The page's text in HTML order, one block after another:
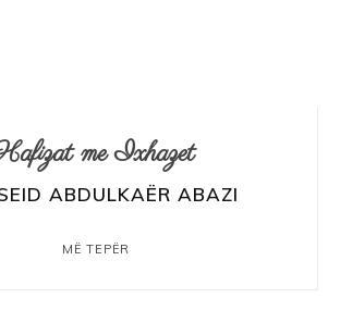
me Ixhazet
ABDULKAËR ABAZI
MË TEPËR